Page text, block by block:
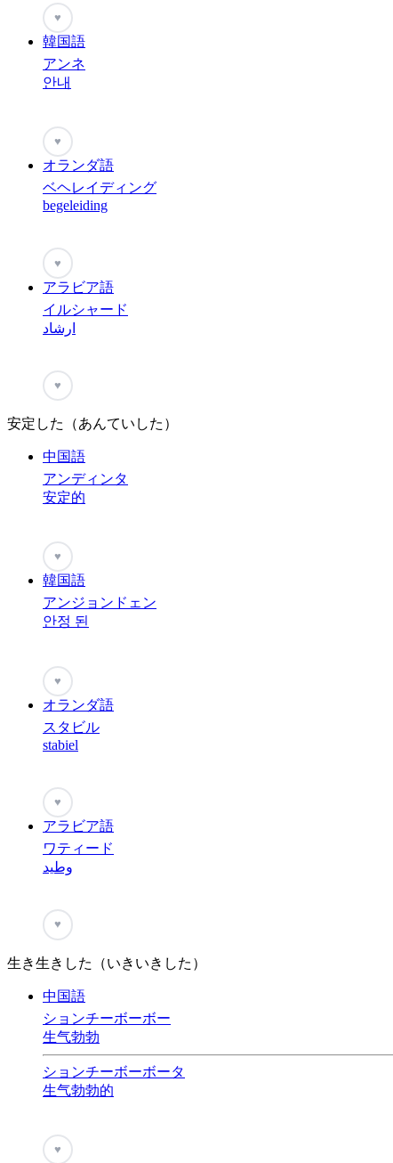
♥
韓国語
アンネ
안내
♥
オランダ語
ベヘレイディング
begeleiding
♥
アラビア語
イルシャード
ارشاد
♥
安定した（あんていした）
中国語
アンディンタ
安定的
♥
韓国語
アンジョンドェン
안정 된
♥
オランダ語
スタビル
stabiel
♥
アラビア語
ワティード
وطيد
♥
生き生きした（いきいきした）
中国語
ションチーボーボー
生气勃勃
ションチーボーボータ
生气勃勃的
♥